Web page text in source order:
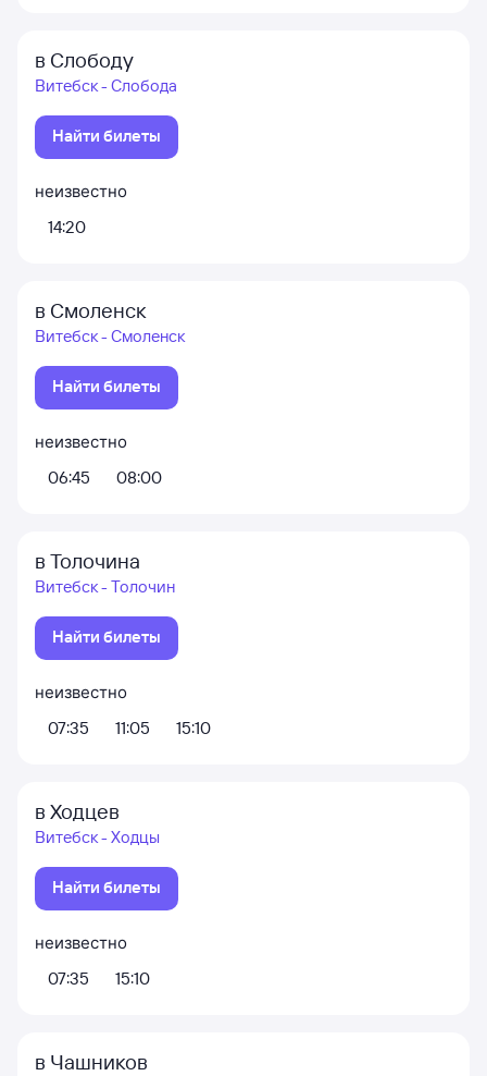
в Слободу
Витебск - Слобода
Найти билеты
неизвестно
14:20
в Смоленск
Витебск - Смоленск
Найти билеты
неизвестно
06:45
08:00
в Толочина
Витебск - Толочин
Найти билеты
неизвестно
07:35
11:05 15:10
в Ходцев
Витебск - Ходцы
Найти билеты
неизвестно
07:35
15:10
в Чашников